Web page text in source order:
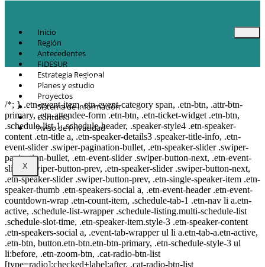
Inicio
Región
Antecedentes
FIDESUR
Estrategia Regional
Planes y estudio
Proyectos
Sistema de información
Contacto
Aviso de Privacidad
X
© Copyright 2021.FIDESURFideicomiso para el Desarrollo Regional del
Sur Sureste.
/*; } .etn-event-item .etn-event-category span, .etn-btn, .attr-btn-
primary, .etn-attendee-form .etn-btn, .etn-ticket-widget .etn-btn,
.schedule-list-1 .schedule-header, .speaker-style4 .etn-speaker-
content .etn-title a, .etn-speaker-details3 .speaker-title-info, .etn-
event-slider .swiper-pagination-bullet, .etn-speaker-slider .swiper-
pagination-bullet, .etn-event-slider .swiper-button-next, .etn-event-
slider .swiper-button-prev, .etn-speaker-slider .swiper-button-next,
.etn-speaker-slider .swiper-button-prev, .etn-single-speaker-item .etn-
speaker-thumb .etn-speakers-social a, .etn-event-header .etn-event-
countdown-wrap .etn-count-item, .schedule-tab-1 .etn-nav li a.etn-
active, .schedule-list-wrapper .schedule-listing.multi-schedule-list
.schedule-slot-time, .etn-speaker-item.style-3 .etn-speaker-content
.etn-speakers-social a, .event-tab-wrapper ul li a.etn-tab-a.etn-active,
.etn-btn, button.etn-btn.etn-btn-primary, .etn-schedule-style-3 ul
li:before, .etn-zoom-btn, .cat-radio-btn-list
[type=radio]:checked+label:after, .cat-radio-btn-list